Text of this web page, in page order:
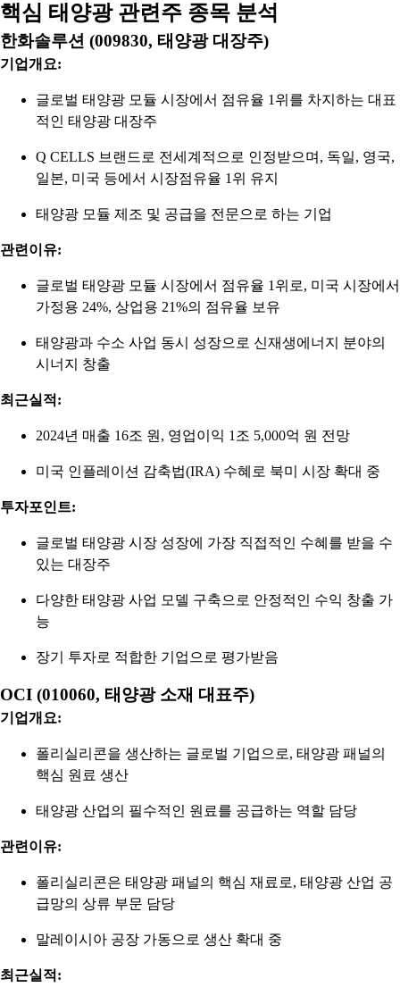
핵심 태양광 관련주 종목 분석
한화솔루션 (009830, 태양광 대장주)
기업개요:
글로벌 태양광 모듈 시장에서 점유율 1위를 차지하는 대표
적인 태양광 대장주
Q CELLS 브랜드로 전세계적으로 인정받으며, 독일, 영국,
일본, 미국 등에서 시장점유율 1위 유지
태양광 모듈 제조 및 공급을 전문으로 하는 기업
관련이유:
글로벌 태양광 모듈 시장에서 점유율 1위로, 미국 시장에서
가정용 24%, 상업용 21%의 점유율 보유
태양광과 수소 사업 동시 성장으로 신재생에너지 분야의
시너지 창출
최근실적:
2024년 매출 16조 원, 영업이익 1조 5,000억 원 전망
미국 인플레이션 감축법(IRA) 수혜로 북미 시장 확대 중
투자포인트:
글로벌 태양광 시장 성장에 가장 직접적인 수혜를 받을 수
있는 대장주
다양한 태양광 사업 모델 구축으로 안정적인 수익 창출 가
능
장기 투자로 적합한 기업으로 평가받음
OCI (010060, 태양광 소재 대표주)
기업개요:
폴리실리콘을 생산하는 글로벌 기업으로, 태양광 패널의
핵심 원료 생산
태양광 산업의 필수적인 원료를 공급하는 역할 담당
관련이유:
폴리실리콘은 태양광 패널의 핵심 재료로, 태양광 산업 공
급망의 상류 부문 담당
말레이시아 공장 가동으로 생산 확대 중
최근실적: